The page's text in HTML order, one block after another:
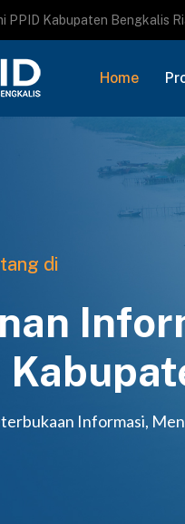
PPID Kabupaten Bengkalis
Home
di
Informasi,